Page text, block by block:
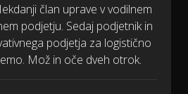
član uprave v vodilnem
podjetju. Sedaj podjetnik in
podjetja za logistično
Mož in oče dveh otrok.